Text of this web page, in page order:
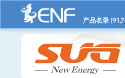
产品名录 (